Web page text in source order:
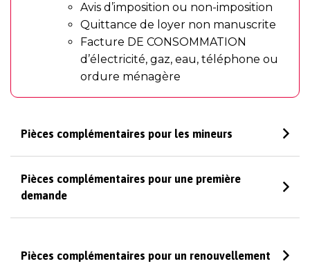
Avis d’imposition ou non-imposition
Quittance de loyer non manuscrite
Facture DE CONSOMMATION
d’électricité, gaz, eau, téléphone ou
ordure ménagère
Pièces complémentaires pour les mineurs
Pièces complémentaires pour une première
demande
Pièces complémentaires pour un renouvellement